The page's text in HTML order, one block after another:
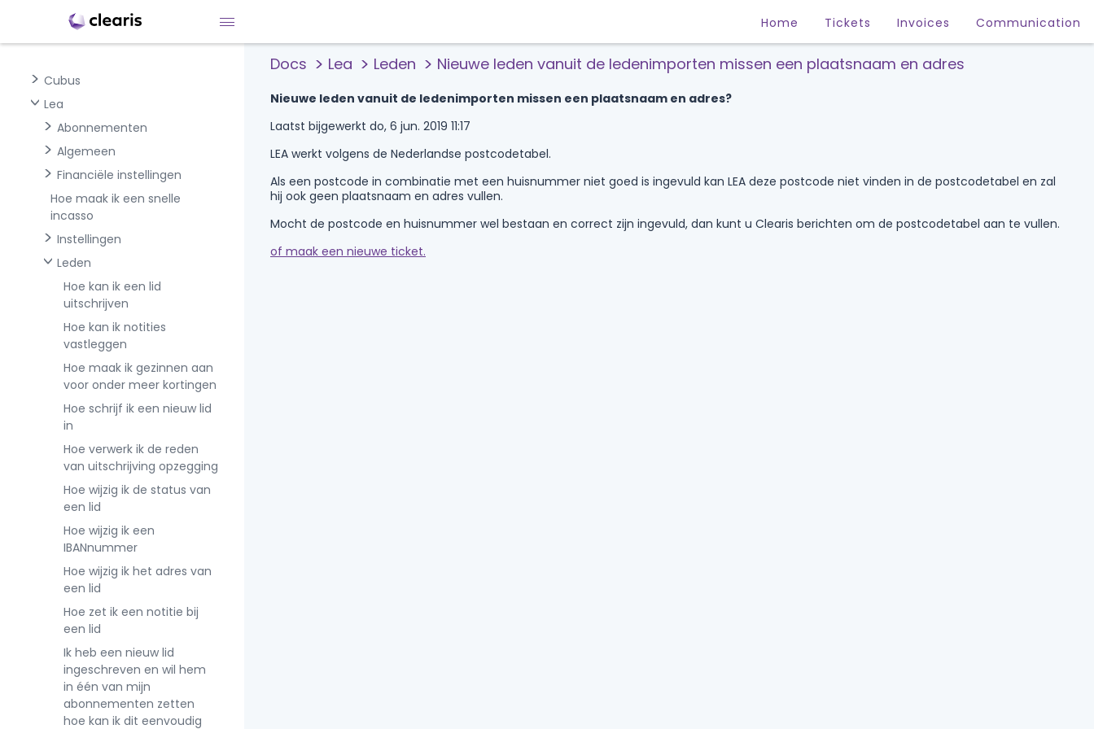
Home Tickets Invoices Communication
Cubus
Lea
Abonnementen
Algemeen
Financiële instellingen
Hoe maak ik een snelle
incasso
Instellingen
Leden
Hoe kan ik een lid
uitschrijven
Hoe kan ik notities
vastleggen
Hoe maak ik gezinnen aan
voor onder meer kortingen
Hoe schrijf ik een nieuw lid
in
Hoe verwerk ik de reden
van uitschrijving opzegging
Hoe wijzig ik de status van
een lid
Hoe wijzig ik een
IBANnummer
Hoe wijzig ik het adres van
een lid
Hoe zet ik een notitie bij
een lid
Ik heb een nieuw lid
ingeschreven en wil hem
in één van mijn
abonnementen zetten
hoe kan ik dit eenvoudig
Docs Lea Leden Nieuwe leden vanuit de ledenimporten missen een plaatsnaam en adres
Nieuwe leden vanuit de ledenimporten missen een plaatsnaam en adres?
Laatst bijgewerkt do, 6 jun. 2019 11:17
LEA werkt volgens de Nederlandse postcodetabel.
Als een postcode in combinatie met een huisnummer niet goed is ingevuld kan LEA deze postcode niet vinden in de postcodetabel en zal
hij ook geen plaatsnaam en adres vullen.
Mocht de postcode en huisnummer wel bestaan en correct zijn ingevuld, dan kunt u Clearis berichten om de postcodetabel aan te vullen.
of maak een nieuwe ticket.